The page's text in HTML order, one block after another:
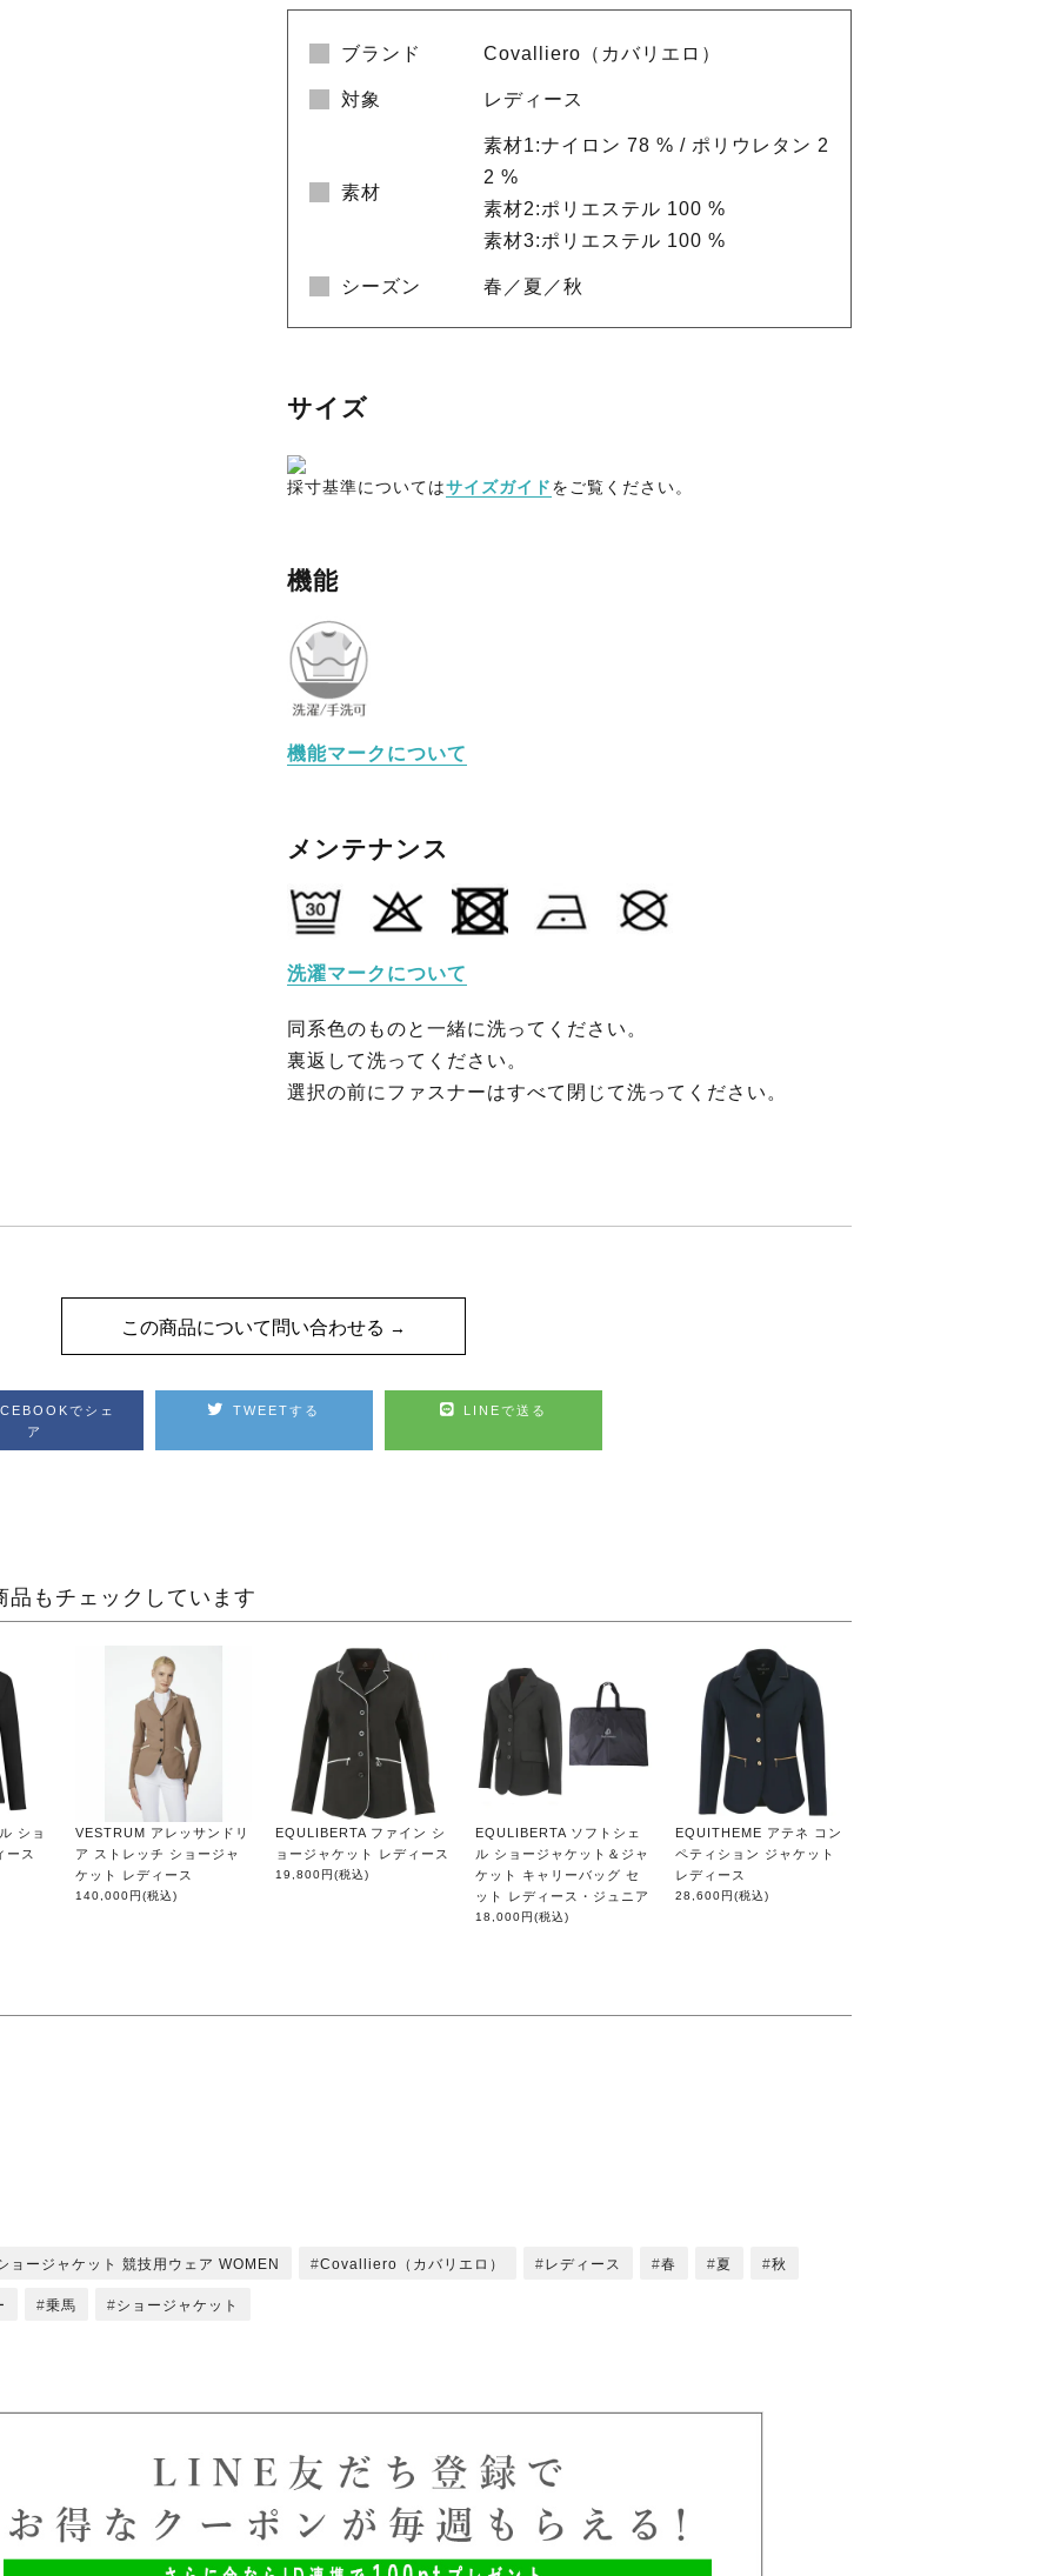
ブランド Covalliero（カバリエロ）
対象 レディース
素材
素材1:ナイロン 78 % / ポリウレタン 2
2 %
素材2:ポリエステル 100 %
素材3:ポリエステル 100 %
シーズン 春／夏／秋
サイズ
採寸基準についてはサイズガイドをご覧ください。
機能
機能マークについて
メンテナンス
洗濯マークについて
同系色のものと一緒に洗ってください。
裏返して洗ってください。
選択の前にファスナーはすべて閉じて洗ってください。
この商品について問い合わせる
でシェ
ア
TWEETする LINEで送る
もチェックしています
ショ
ース
VESTRUM アレッサンドリ
ア ストレッチ ショージャ
ケット レディース
140,000円(税込)
EQULIBERTA ファイン シ
ョージャケット レディース
19,800円(税込)
EQULIBERTA ソフトシェ
ル ショージャケット＆ジャ
ケット キャリーバッグ セ
ット レディース・ジュニア
18,000円(税込)
EQUITHEME アテネ コン
ペティション ジャケット
レディース
28,600円(税込)
ョージャケット 競技用ウェア WOMEN Covalliero（カバリエロ） レディース 春 夏 秋
乗馬 ショージャケット